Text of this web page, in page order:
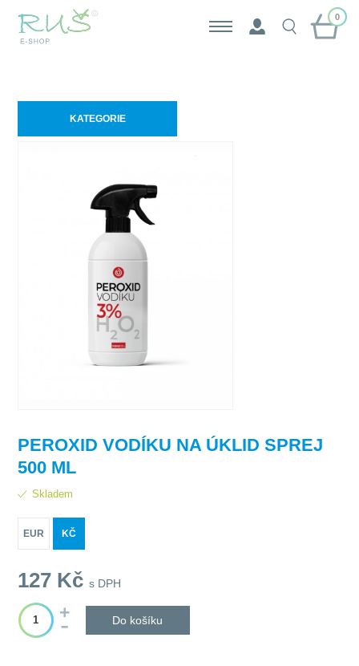
0
KATEGORIE
PEROXID VODÍKU NA ÚKLID SPREJ
500 ML
Skladem
EUR KČ
127 Kčs DPH
Do košíku